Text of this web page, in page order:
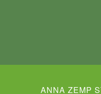
ANNA ZEMP